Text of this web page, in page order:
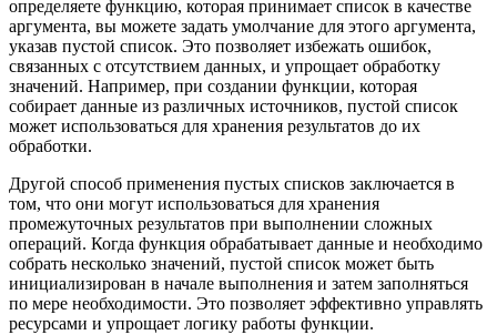
определяете функцию, которая принимает список в качестве
аргумента, вы можете задать умолчание для этого аргумента,
указав пустой список. Это позволяет избежать ошибок,
связанных с отсутствием данных, и упрощает обработку
значений. Например, при создании функции, которая
собирает данные из различных источников, пустой список
может использоваться для хранения результатов до их
обработки.
Другой способ применения пустых списков заключается в
том, что они могут использоваться для хранения
промежуточных результатов при выполнении сложных
операций. Когда функция обрабатывает данные и необходимо
собрать несколько значений, пустой список может быть
инициализирован в начале выполнения и затем заполняться
по мере необходимости. Это позволяет эффективно управлять
ресурсами и упрощает логику работы функции.